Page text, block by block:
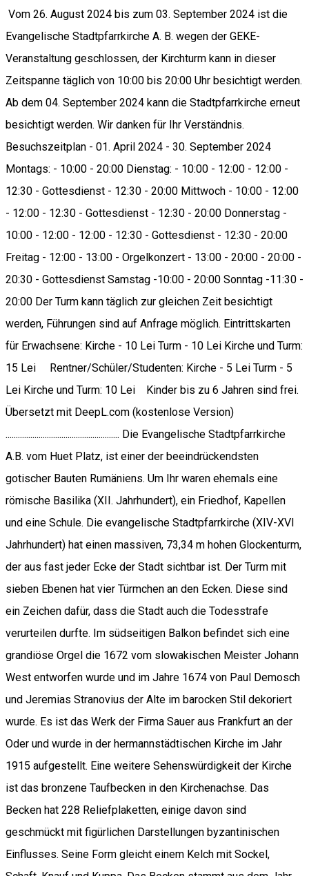
Vom 26. August 2024 bis zum 03. September 2024 ist die
Evangelische Stadtpfarrkirche A. B. wegen der GEKE-
Veranstaltung geschlossen, der Kirchturm kann in dieser
Zeitspanne täglich von 10:00 bis 20:00 Uhr besichtigt werden.
Ab dem 04. September 2024 kann die Stadtpfarrkirche erneut
besichtigt werden. Wir danken für Ihr Verständnis.
Besuchszeitplan - 01. April 2024 - 30. September 2024
Montags: - 10:00 - 20:00 Dienstag: - 10:00 - 12:00 - 12:00 -
12:30 - Gottesdienst - 12:30 - 20:00 Mittwoch - 10:00 - 12:00
- 12:00 - 12:30 - Gottesdienst - 12:30 - 20:00 Donnerstag -
10:00 - 12:00 - 12:00 - 12:30 - Gottesdienst - 12:30 - 20:00
Freitag - 12:00 - 13:00 - Orgelkonzert - 13:00 - 20:00 - 20:00 -
20:30 - Gottesdienst Samstag -10:00 - 20:00 Sonntag -11:30 -
20:00 Der Turm kann täglich zur gleichen Zeit besichtigt
werden, Führungen sind auf Anfrage möglich. Eintrittskarten
für Erwachsene: Kirche - 10 Lei Turm - 10 Lei Kirche und Turm:
15 Lei Rentner/Schüler/Studenten: Kirche - 5 Lei Turm - 5
Lei Kirche und Turm: 10 Lei Kinder bis zu 6 Jahren sind frei.
Übersetzt mit DeepL.com (kostenlose Version)
....................................................... Die Evangelische Stadtpfarrkirche
A.B. vom Huet Platz, ist einer der beeindrückendsten
gotischer Bauten Rumäniens. Um Ihr waren ehemals eine
römische Basilika (XII. Jahrhundert), ein Friedhof, Kapellen
und eine Schule. Die evangelische Stadtpfarrkirche (XIV-XVI
Jahrhundert) hat einen massiven, 73,34 m hohen Glockenturm,
der aus fast jeder Ecke der Stadt sichtbar ist. Der Turm mit
sieben Ebenen hat vier Türmchen an den Ecken. Diese sind
ein Zeichen dafür, dass die Stadt auch die Todesstrafe
verurteilen durfte. Im südseitigen Balkon befindet sich eine
grandiöse Orgel die 1672 vom slowakischen Meister Johann
West entworfen wurde und im Jahre 1674 von Paul Demosch
und Jeremias Stranovius der Alte im barocken Stil dekoriert
wurde. Es ist das Werk der Firma Sauer aus Frankfurt an der
Oder und wurde in der hermannstädtischen Kirche im Jahr
1915 aufgestellt. Eine weitere Sehenswürdigkeit der Kirche
ist das bronzene Taufbecken in den Kirchenachse. Das
Becken hat 228 Reliefplaketten, einige davon sind
geschmückt mit figürlichen Darstellungen byzantinischen
Einflusses. Seine Form gleicht einem Kelch mit Sockel,